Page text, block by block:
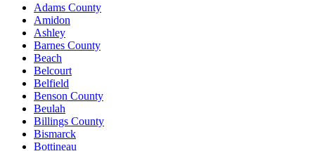
Adams County
Amidon
Ashley
Barnes County
Beach
Belcourt
Belfield
Benson County
Beulah
Billings County
Bismarck
Bottineau